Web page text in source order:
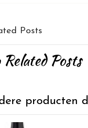
Posts
Related Posts
producten